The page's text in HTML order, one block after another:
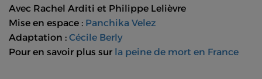
Avec Rachel Arditi et Philippe Lelièvre
Mise en espace : Panchika Velez
Adaptation : Cécile Berly
Pour en savoir plus sur la peine de mort en France